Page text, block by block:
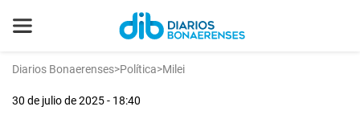
Diarios Bonaerenses>Política>Milei
30 de julio de 2025 - 18:40